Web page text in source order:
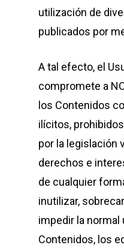
utilización de
publicados por
A tal efecto, el
compromete a
los Contenidos
ilícitos,
por la legislación
derechos e
de cualquier
inutilizar,
impedir la
Contenidos, los